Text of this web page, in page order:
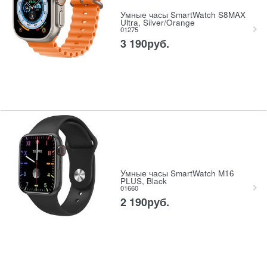
Умные часы SmartWatch S8MAX
Ultra, Silver/Orange
01275
3 190руб.
Умные часы SmartWatch M16
PLUS, Black
01660
2 190руб.